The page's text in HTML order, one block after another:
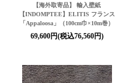
【海外取寄品】 輸入壁紙
【INDOMPTEE】ELITIS フランス
「Appaloosa」（100cm巾×10m巻）
69,600円(税込76,560円)